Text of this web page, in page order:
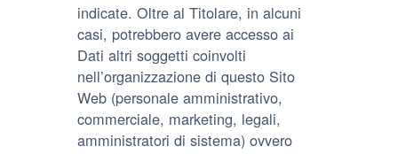
indicate. Oltre al Titolare, in alcuni
casi, potrebbero avere accesso ai
Dati altri soggetti coinvolti
nell’organizzazione di questo Sito
Web (personale amministrativo,
commerciale, marketing, legali,
amministratori di sistema) ovvero